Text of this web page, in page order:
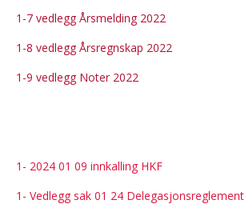
1-7 vedlegg Årsmelding 2022
1-8 vedlegg Årsregnskap 2022
1-9 vedlegg Noter 2022
1- 2024 01 09 innkalling HKF
1- Vedlegg sak 01 24 Delegasjonsreglement